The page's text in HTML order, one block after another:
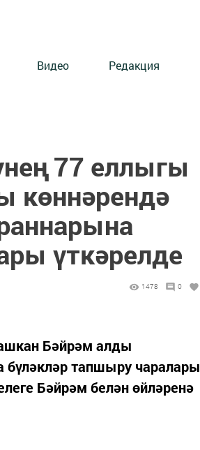
Видео Редакция
77 еллыгы
көннәрендә
үткәрелде
1478 0
Бәйрәм алды
тапшыру чаралары
Бәйрәм белән өйләренә